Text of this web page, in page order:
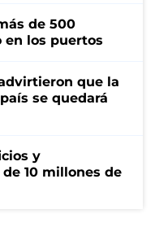
de 500
en los puertos
que la
se quedará
y
10 millones de